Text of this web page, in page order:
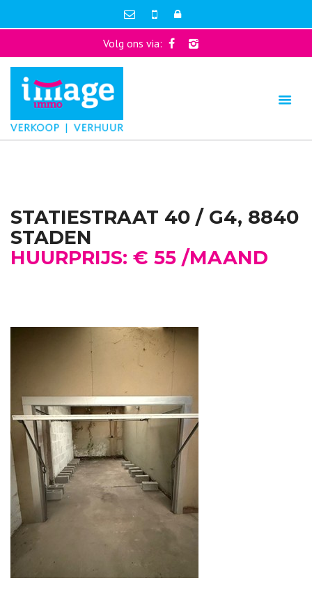
Volg ons via:
STATIESTRAAT 40 / G4, 8840
STADEN
HUURPRIJS: € 55 /MAAND